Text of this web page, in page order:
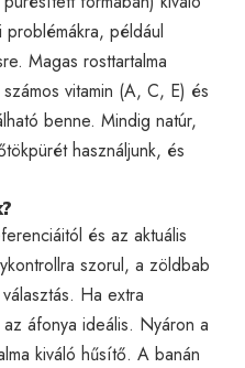
például
Magas rosttartalma
vitamin (A, C, E) és
benne. Mindig natúr,
használjunk, és
és az aktuális
szorul, a zöldbab
Ha extra
áfonya ideális. Nyáron a
kiváló hűsítő. A banán